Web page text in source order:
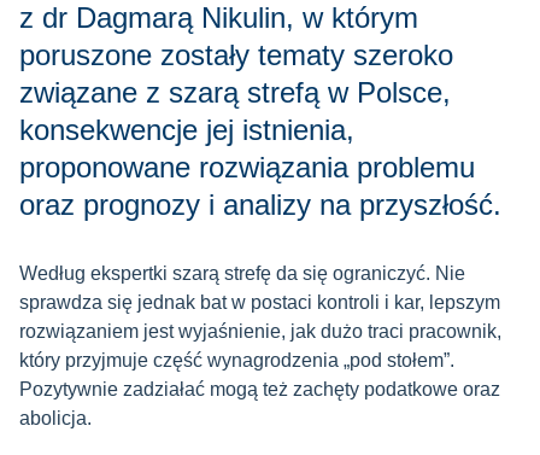
z dr Dagmarą Nikulin, w którym
poruszone zostały tematy szeroko
związane z szarą strefą w Polsce,
konsekwencje jej istnienia,
proponowane rozwiązania problemu
oraz prognozy i analizy na przyszłość.
Według ekspertki szarą strefę da się ograniczyć. Nie
sprawdza się jednak bat w postaci kontroli i kar, lepszym
rozwiązaniem jest wyjaśnienie, jak dużo traci pracownik,
który przyjmuje część wynagrodzenia „pod stołem”.
Pozytywnie zadziałać mogą też zachęty podatkowe oraz
abolicja.